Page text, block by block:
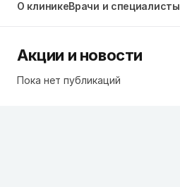
О клиникеВрачи и специалисты
Акции и новости
Пока нет публикаций